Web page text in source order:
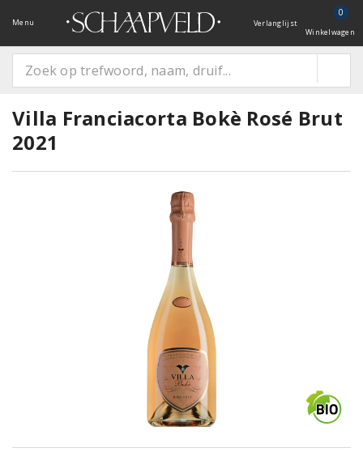
Menu Verlanglijst
0
Winkelwagen
Villa Franciacorta Bokè Rosé Brut
2021